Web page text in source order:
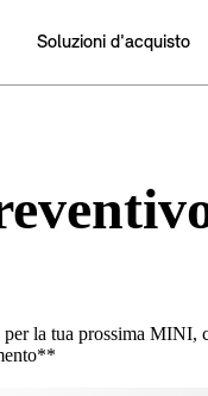
la tua prossima MINI,